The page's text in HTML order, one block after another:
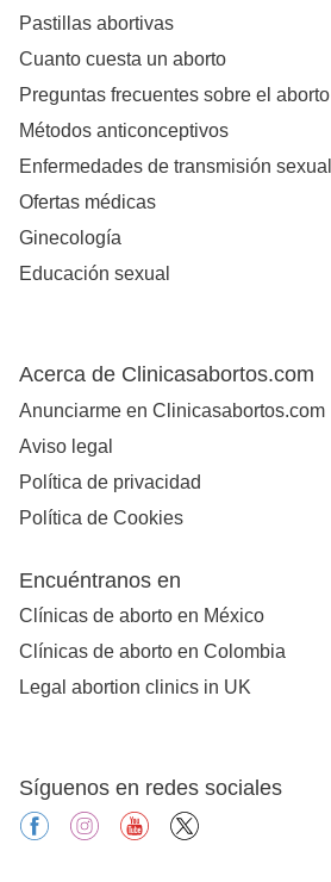
Pastillas abortivas
Cuanto cuesta un aborto
Preguntas frecuentes sobre el aborto
Métodos anticonceptivos
Enfermedades de transmisión sexual
Ofertas médicas
Ginecología
Educación sexual
Acerca de Clinicasabortos.com
Anunciarme en Clinicasabortos.com
Aviso legal
Política de privacidad
Política de Cookies
Encuéntranos en
Clínicas de aborto en México
Clínicas de aborto en Colombia
Legal abortion clinics in UK
Síguenos en redes sociales
facebookinstagramyoutube